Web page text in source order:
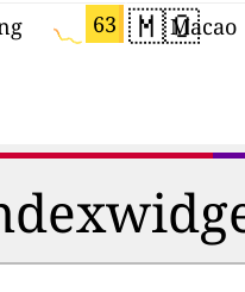
63 🇲🇴Macao